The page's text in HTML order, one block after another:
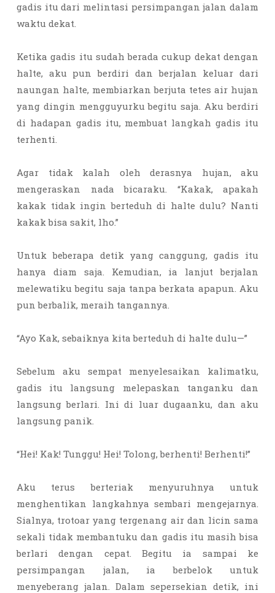
gadis itu dari melintasi persimpangan jalan dalam
waktu dekat.
Ketika gadis itu sudah berada cukup dekat dengan
halte, aku pun berdiri dan berjalan keluar dari
naungan halte, membiarkan berjuta tetes air hujan
yang dingin mengguyurku begitu saja. Aku berdiri
di hadapan gadis itu, membuat langkah gadis itu
terhenti.
Agar tidak kalah oleh derasnya hujan, aku
mengeraskan nada bicaraku. “Kakak, apakah
kakak tidak ingin berteduh di halte dulu? Nanti
kakak bisa sakit, lho.”
Untuk beberapa detik yang canggung, gadis itu
hanya diam saja. Kemudian, ia lanjut berjalan
melewatiku begitu saja tanpa berkata apapun. Aku
pun berbalik, meraih tangannya.
“Ayo Kak, sebaiknya kita berteduh di halte dulu—”
Sebelum aku sempat menyelesaikan kalimatku,
gadis itu langsung melepaskan tanganku dan
langsung berlari. Ini di luar dugaanku, dan aku
langsung panik.
“Hei! Kak! Tunggu! Hei! Tolong, berhenti! Berhenti!”
Aku terus berteriak menyuruhnya untuk
menghentikan langkahnya sembari mengejarnya.
Sialnya, trotoar yang tergenang air dan licin sama
sekali tidak membantuku dan gadis itu masih bisa
berlari dengan cepat. Begitu ia sampai ke
persimpangan jalan, ia berbelok untuk
menyeberang jalan. Dalam sepersekian detik, ini